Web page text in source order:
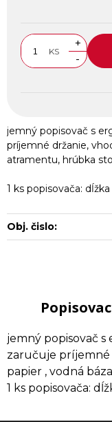
KS
+
-
jemný popisovač s
príjemné držanie,
atramentu, hrúbka
1 ks popisovača:
Obj. čislo:
jemný popisovač
zaručuje príjemné
papier , vodná
1 ks popisovača: